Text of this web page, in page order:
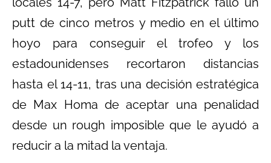
putt de cinco metros y medio en el último
hoyo para conseguir el trofeo y los
estadounidenses recortaron distancias
hasta el 14-11, tras una decisión estratégica
de Max Homa de aceptar una penalidad
desde un rough imposible que le ayudó a
reducir a la mitad la ventaja.